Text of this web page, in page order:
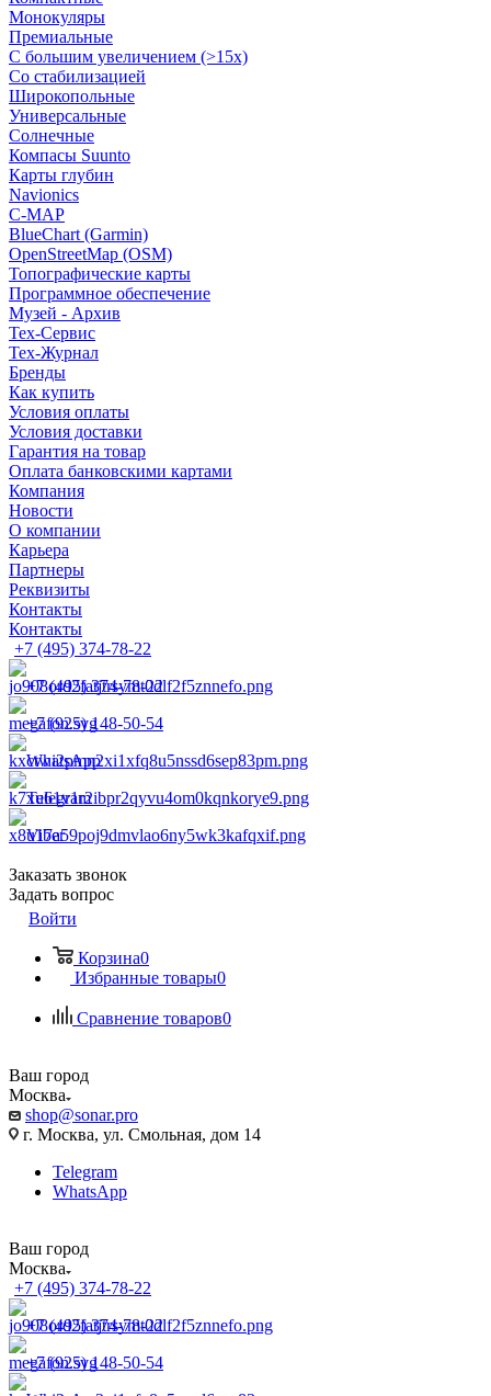
Монокуляры
Премиальные
С большим увеличением (>15x)
Со стабилизацией
Широкопольные
Универсальные
Солнечные
Компасы Suunto
Карты глубин
Navionics
C-MAP
BlueChart (Garmin)
OpenStreetMap (OSM)
Топографические карты
Программное обеспечение
Музей - Архив
Tex-Сервис
Тех-Журнал
Бренды
Как купить
Условия оплаты
Условия доставки
Гарантия на товар
Оплата банковскими картами
Компания
Новости
О компании
Карьера
Партнеры
Реквизиты
Контакты
Контакты
+7 (495) 374-78-22
+7 (495) 374-78-22
+7 (925) 148-50-54
WhatsApp
Telegram
Viber
Заказать звонок
Задать вопрос
Войти
Корзина0
Избранные товары0
Сравнение товаров0
Ваш город
Москва
shop@sonar.pro
г. Москва, ул. Смольная, дом 14
Telegram
WhatsApp
Ваш город
Москва
+7 (495) 374-78-22
+7 (495) 374-78-22
+7 (925) 148-50-54